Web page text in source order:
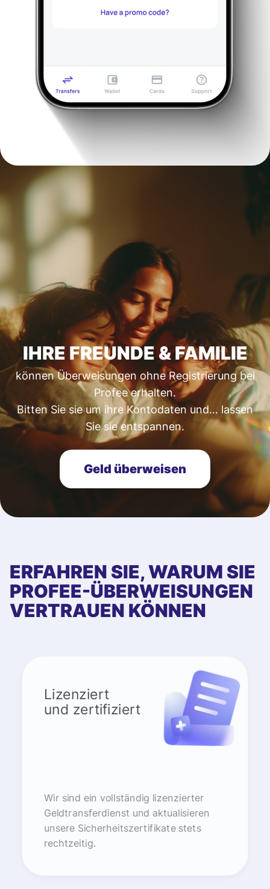
IHRE FREUNDE & FAMILIE
können Überweisungen ohne Registrierung bei
Profee erhalten.
Bitten Sie sie um ihre Kontodaten und… lassen
Sie sie entspannen.
Geld überweisen
ERFAHREN SIE, WARUM SIE
PROFEE-ÜBERWEISUNGEN
VERTRAUEN KÖNNEN
Lizenziert
und zertifiziert
Wir sind ein vollständig lizenzierter
Geldtransferdienst und aktualisieren
unsere Sicherheitszertifikate stets
rechtzeitig.